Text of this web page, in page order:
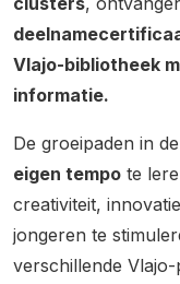
Vlajo-bibliotheek
informatie.
De groeipaden in
eigen tempo te
creativiteit,
jongeren te
verschillende